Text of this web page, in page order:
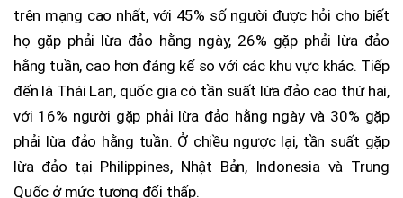
trên mạng cao nhất, với 45% số người được hỏi cho biết
họ gặp phải lừa đảo hằng ngày, 26% gặp phải lừa đảo
hằng tuần, cao hơn đáng kể so với các khu vực khác. Tiếp
đến là Thái Lan, quốc gia có tần suất lừa đảo cao thứ hai,
với 16% người gặp phải lừa đảo hằng ngày và 30% gặp
phải lừa đảo hằng tuần. Ở chiều ngược lại, tần suất gặp
lừa đảo tại Philippines, Nhật Bản, Indonesia và Trung
Quốc ở mức tương đối thấp.